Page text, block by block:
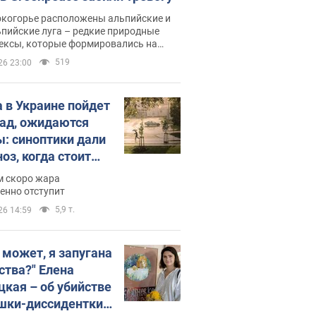
расположены альпийские и
луга – редкие природные
которые формировались на
сотен лет
23:00 519
Украине пойдет
ожидаются
синоптики дали
когда стоит
изменения
скоро жара
отступит
14:59 5,9 т.
я запугана
Елена
– об убийстве
диссидентки